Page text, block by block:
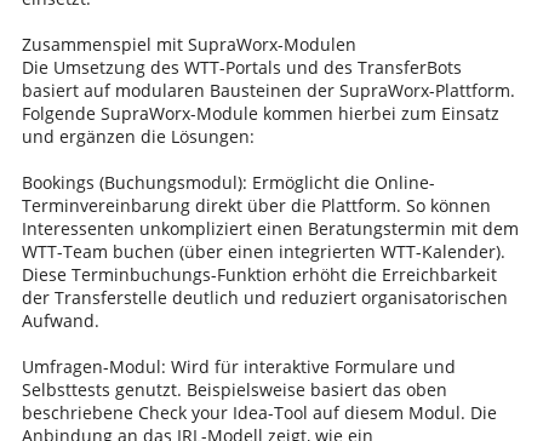
Zusammenspiel mit SupraWorx-Modulen
Die Umsetzung des WTT-Portals und des TransferBots
basiert auf modularen Bausteinen der SupraWorx-Plattform.
Folgende SupraWorx-Module kommen hierbei zum Einsatz
und ergänzen die Lösungen:
Bookings (Buchungsmodul): Ermöglicht die Online-
Terminvereinbarung direkt über die Plattform. So können
Interessenten unkompliziert einen Beratungstermin mit dem
WTT-Team buchen (über einen integrierten WTT-Kalender).
Diese Terminbuchungs-Funktion erhöht die Erreichbarkeit
der Transferstelle deutlich und reduziert organisatorischen
Aufwand.
Umfragen-Modul: Wird für interaktive Formulare und
Selbsttests genutzt. Beispielsweise basiert das oben
beschriebene Check your Idea-Tool auf diesem Modul. Die
Anbindung an das IRL-Modell zeigt, wie ein